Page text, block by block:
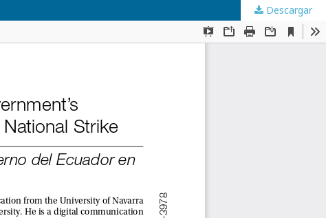
Descargar